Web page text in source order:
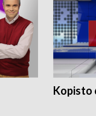
Kopisto